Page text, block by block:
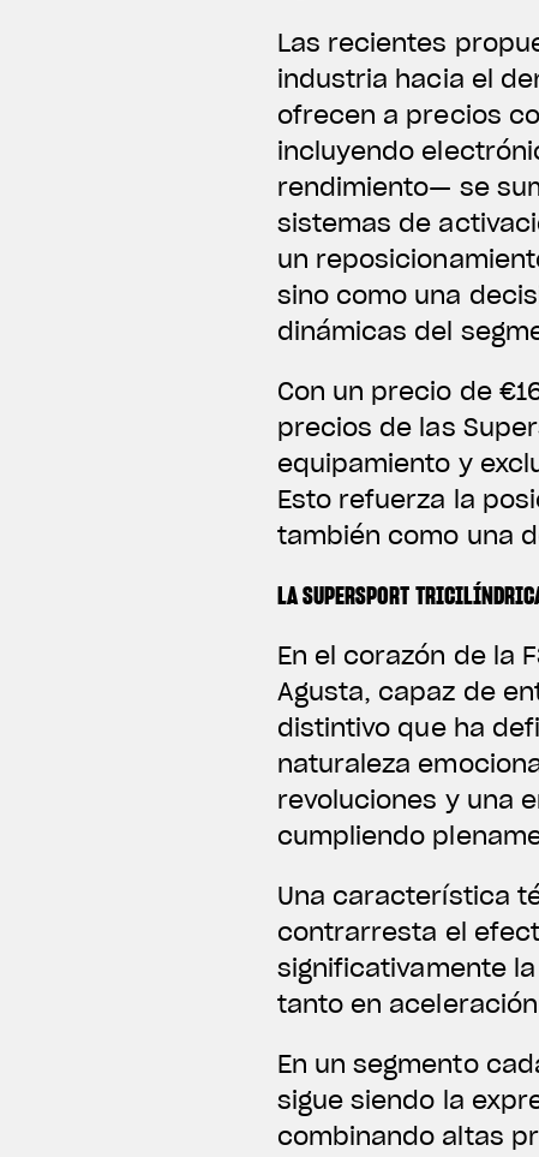
Las recientes
industria hacia el
ofrecen a precios
incluyendo
rendimiento— se
sistemas de
un
sino como una
dinámicas del
Con un precio de
precios de las
equipamiento y
Esto refuerza la
también como una
LA SUPERSPORT
En el corazón de la
Agusta, capaz de
distintivo que ha
naturaleza
revoluciones y una
cumpliendo
Una característica
contrarresta el
significativamente
tanto en
En un segmento
sigue siendo la
combinando altas